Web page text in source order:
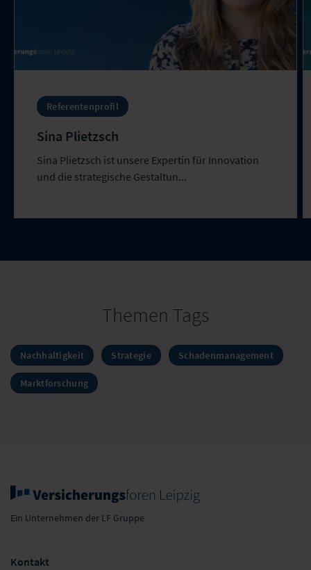
Referentenprofil
Sina Plietzsch
Sina Plietzsch ist unsere Expertin für Innovation
und die strategische Gestaltun...
Themen Tags
Nachhaltigkeit Strategie Schadenmanagement
Marktforschung
Ein Unternehmen der LF Gruppe
Kontakt